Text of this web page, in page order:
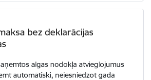
bez deklarācijas
algas nodokļa atvieglojumus
automātiski, neiesniedzot gada